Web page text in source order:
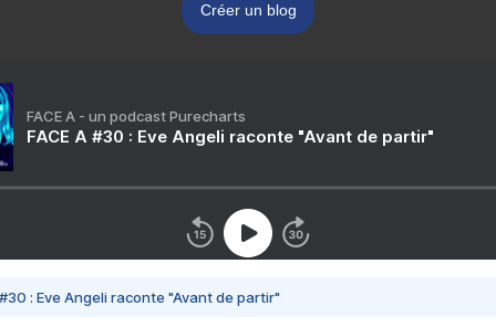
Créer un blog
FACE A - un podcast Purecharts
FACE A #30 : Eve Angeli raconte "Avant de partir"
#30 : Eve Angeli raconte "Avant de partir"